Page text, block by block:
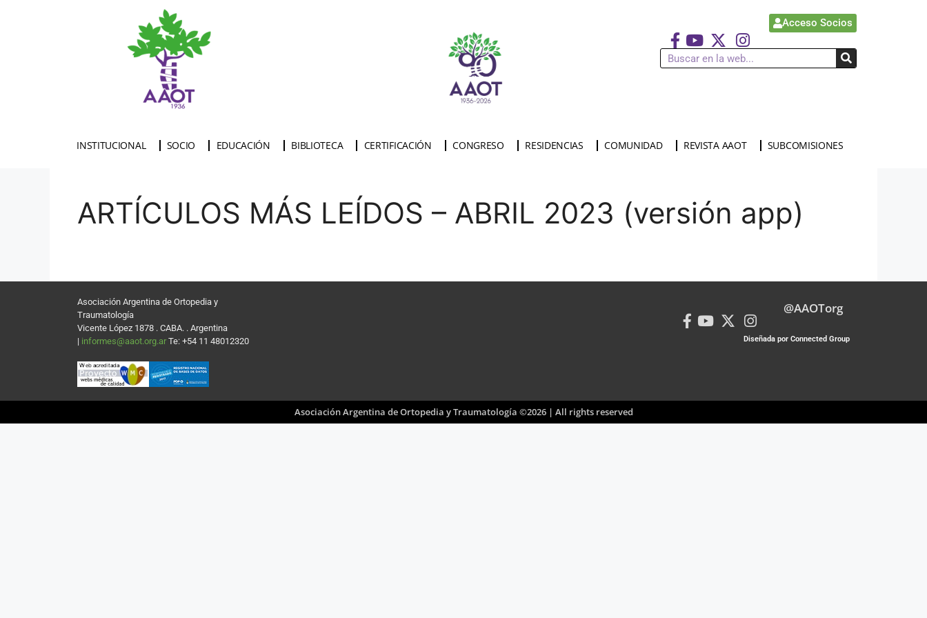
Acceso Socios
INSTITUCIONAL SOCIO EDUCACIÓN BIBLIOTECA CERTIFICACIÓN CONGRESO RESIDENCIAS COMUNIDAD REVISTA AAOT SUBCOMISIONES
ARTÍCULOS MÁS LEÍDOS – ABRIL 2023 (versión app)
Asociación Argentina de Ortopedia y
Traumatología
Vicente López 1878 . CABA. . Argentina
| informes@aaot.org.ar Te: +54 11 48012320
@AAOTorg
Diseñada por Connected Group
Asociación Argentina de Ortopedia y Traumatología ©2026 | All rights reserved